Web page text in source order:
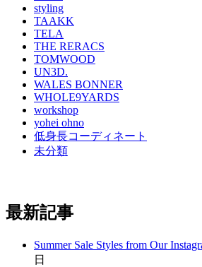
styling
TAAKK
TELA
THE RERACS
TOMWOOD
UN3D.
WALES BONNER
WHOLE9YARDS
workshop
yohei ohno
低身長コーディネート
未分類
最新記事
Summer Sale Styles from Our
日